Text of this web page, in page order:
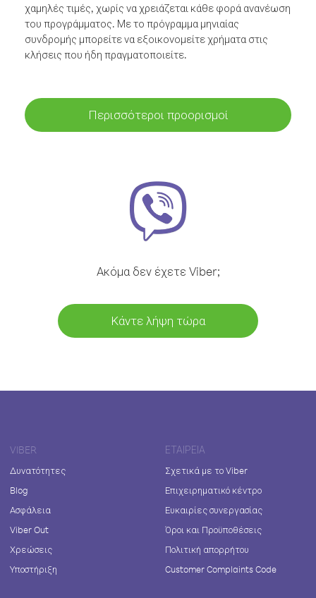
χαμηλές τιμές, χωρίς να χρειάζεται κάθε φορά ανανέωση
του προγράμματος. Με το πρόγραμμα μηνιαίας
συνδρομής μπορείτε να εξοικονομείτε χρήματα στις
κλήσεις που ήδη πραγματοποιείτε.
Περισσότεροι προορισμοί
Ακόμα δεν έχετε Viber;
Κάντε λήψη τώρα
VIBER
Δυνατότητες
Blog
Ασφάλεια
Viber Out
Χρεώσεις
Υποστήριξη
ΕΤΑΙΡΕΊΑ
Σχετικά με το Viber
Επιχειρηματικό κέντρο
Ευκαιρίες συνεργασίας
Όροι και Προϋποθέσεις
Πολιτική απορρήτου
Customer Complaints Code